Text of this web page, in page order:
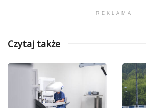
REKLAMA
Czytaj także